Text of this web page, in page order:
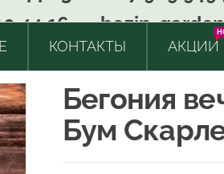
44 16
bozin-
КОНТАКТЫ АКЦИИ
Бегония
Бум